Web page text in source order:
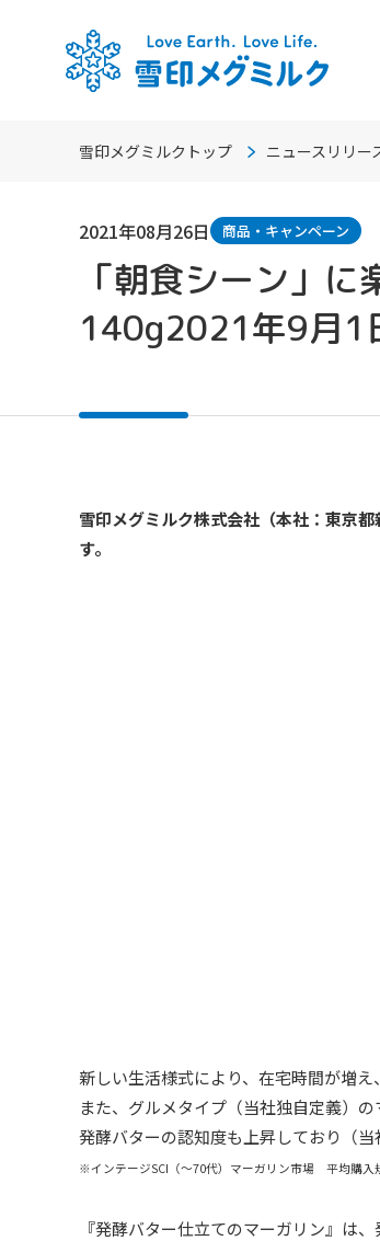
雪印メグミルクトップ ニュースリリー
2021年08月26日 商品・キャンペーン
「朝食シーン」
140g2021年9月1
雪印メグミルク株式会社（本社：東京
す。
新しい生活様式により、在宅時間が増
また、グルメタイプ（当社独自定義）
発酵バターの認知度も上昇しており（
※インテージSCI（～70代）マーガリン市場 平均購
『発酵バター仕立てのマーガリン』は